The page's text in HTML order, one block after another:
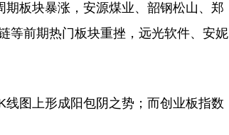
板块暴涨，安源煤业、韶钢松山、郑
等前期热门板块重挫，远光软件、安妮
图上形成阳包阴之势；而创业板指数